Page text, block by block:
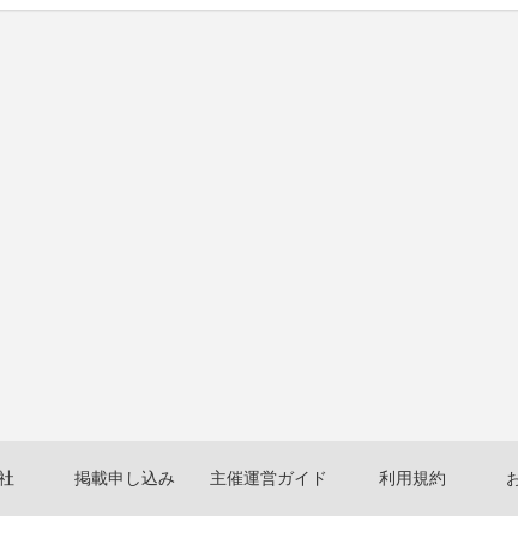
掲載申し込み 主催運営ガイド 利用規約